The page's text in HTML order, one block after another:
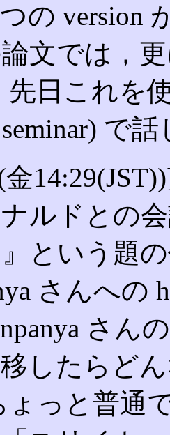
の version
文では，
先日これを
で
ルドとの
という題
さんへの
さん
したらど
ょっと普通